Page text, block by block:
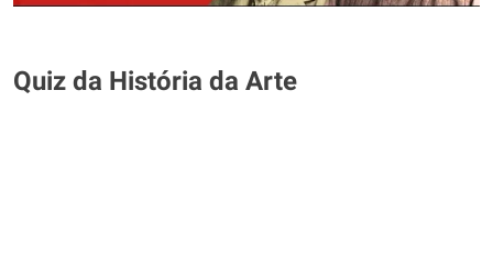
Quiz da História da Arte